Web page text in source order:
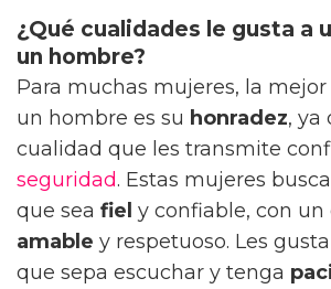
¿Qué cualidades le gusta a
un hombre?
Para muchas mujeres, la
un hombre es su honradez, ya
cualidad que les transmite
seguridad. Estas mujeres
que sea fiel y confiable, con un
amable y respetuoso. Les
que sepa escuchar y tenga